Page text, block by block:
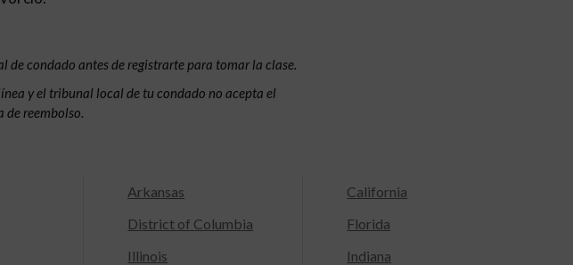
condado antes de registrarte para tomar la clase.
y el tribunal local de tu condado no acepta el
de reembolso.
Arkansas
California
District of Columbia
Florida
Illinois
Indiana